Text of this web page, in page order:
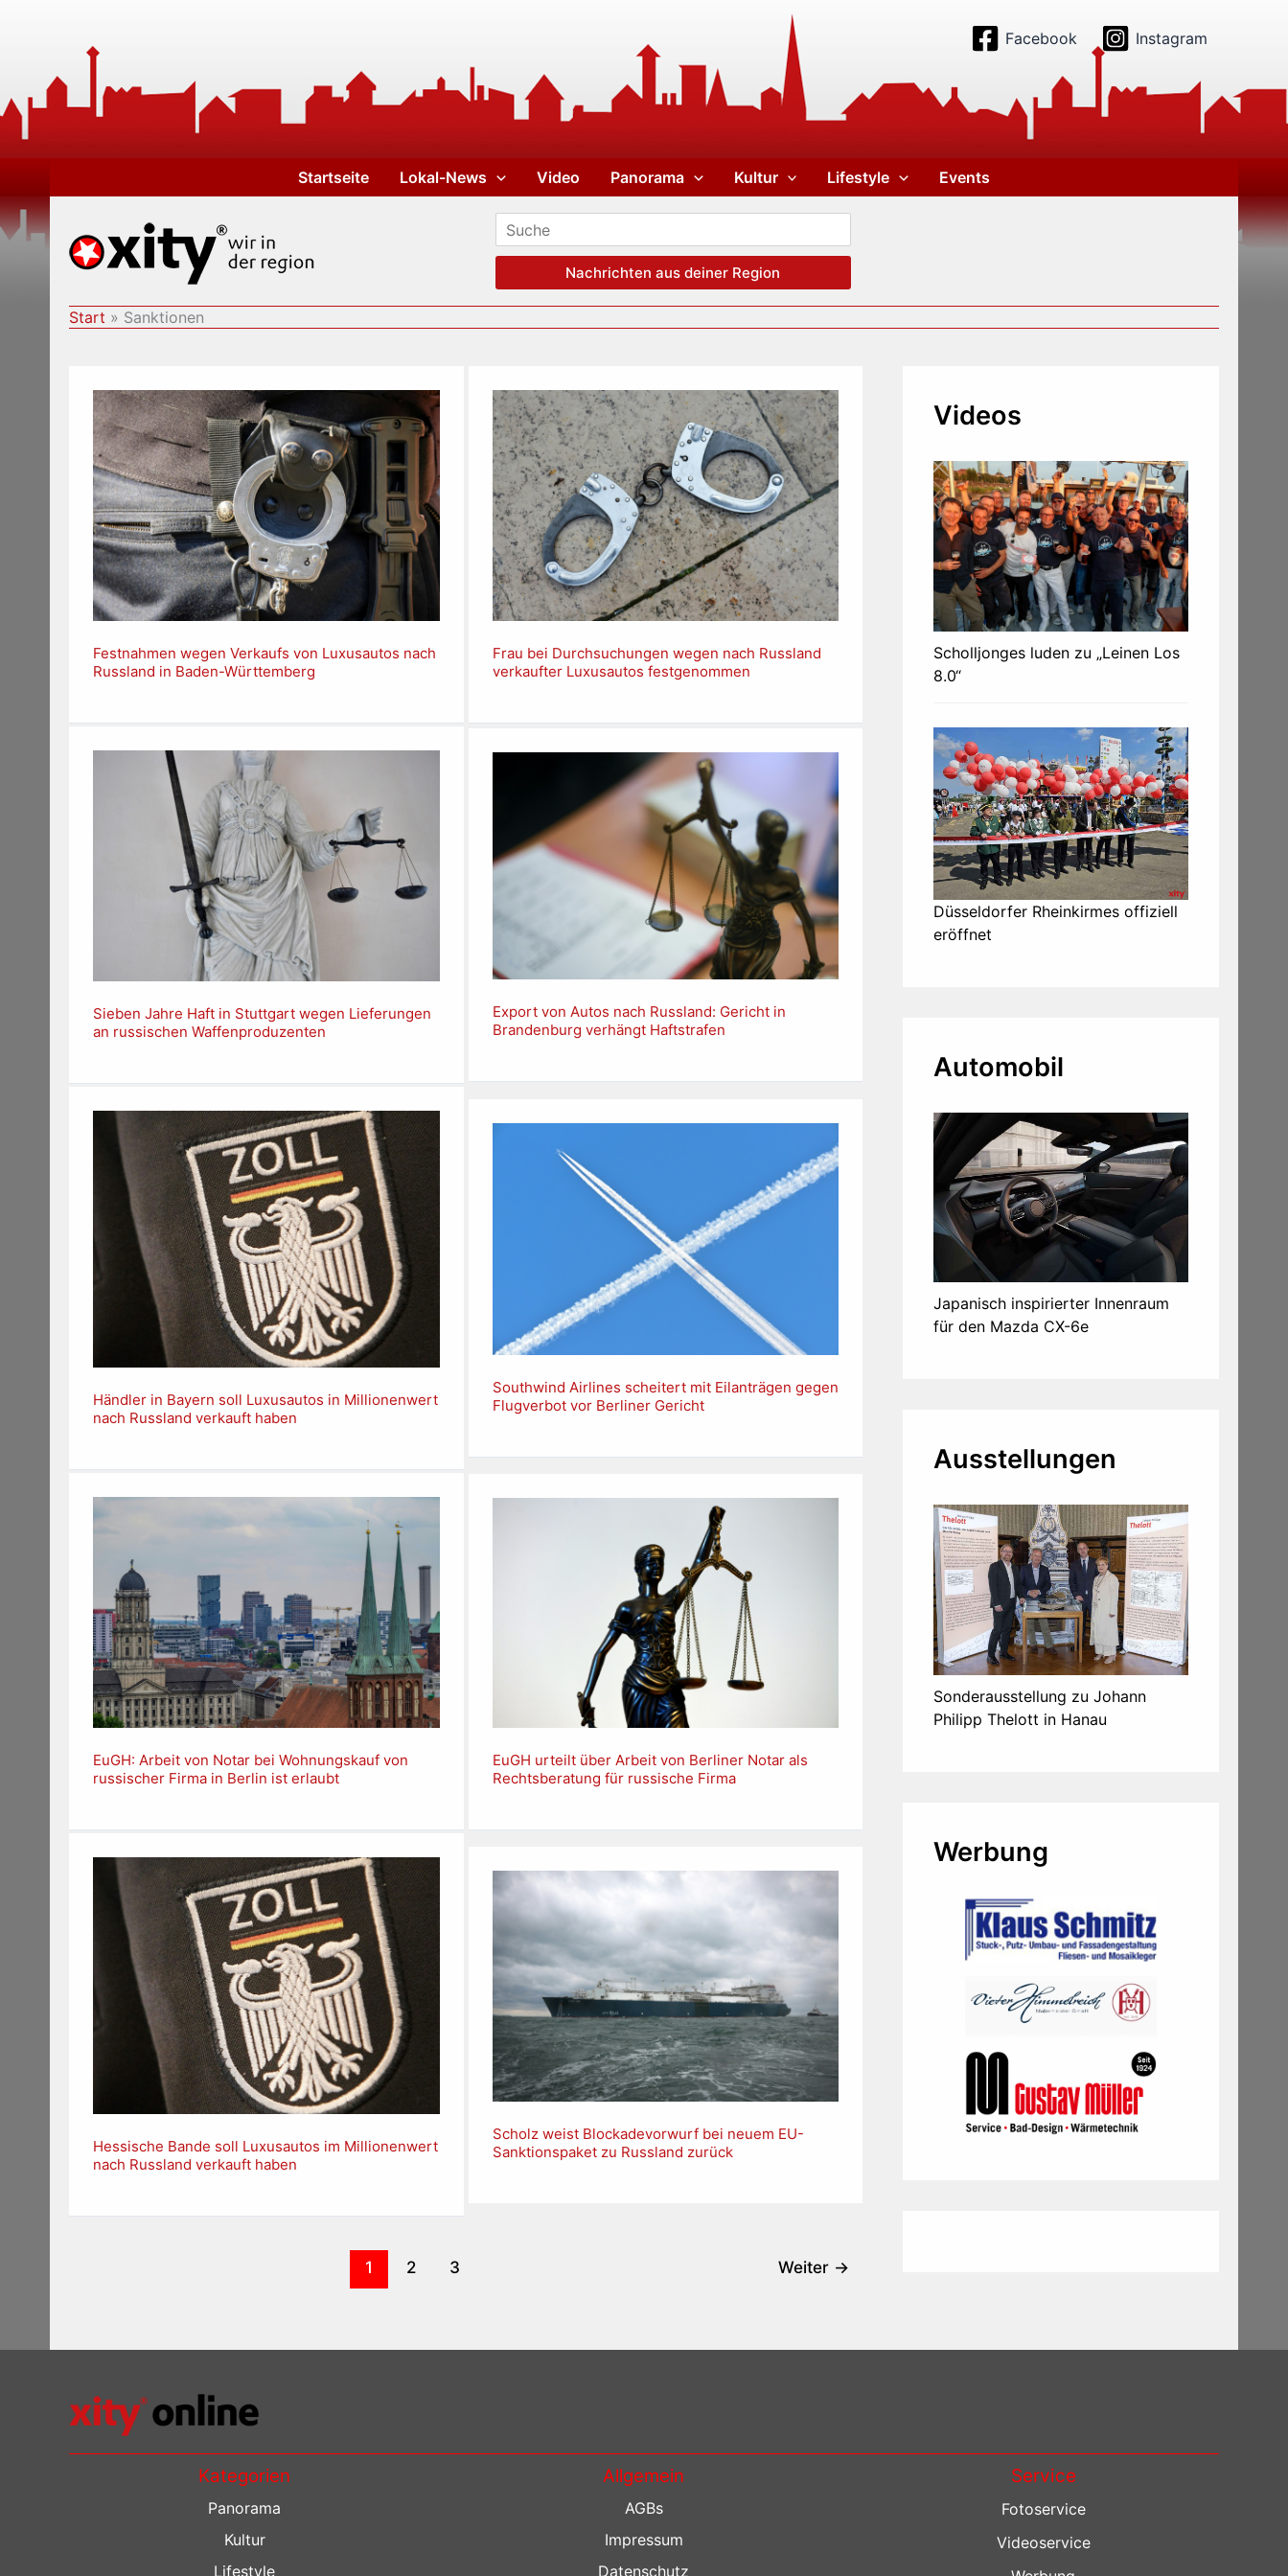
Facebook Instagram
Startseite Lokal-News Video Panorama Kultur Lifestyle Events
Nachrichten aus deiner Region
Start Sanktionen
Festnahmen wegen Verkaufs von Luxusautos nach
Russland in Baden-Württemberg
Frau bei Durchsuchungen wegen nach Russland
verkaufter Luxusautos festgenommen
Sieben Jahre Haft in Stuttgart wegen Lieferungen
an russischen Waffenproduzenten
Export von Autos nach Russland: Gericht in
Brandenburg verhängt Haftstrafen
Händler in Bayern soll Luxusautos in Millionenwert
nach Russland verkauft haben
Southwind Airlines scheitert mit Eilanträgen gegen
Flugverbot vor Berliner Gericht
EuGH: Arbeit von Notar bei Wohnungskauf von
russischer Firma in Berlin ist erlaubt
EuGH urteilt über Arbeit von Berliner Notar als
Rechtsberatung für russische Firma
Hessische Bande soll Luxusautos im Millionenwert
nach Russland verkauft haben
Scholz weist Blockadevorwurf bei neuem EU-
Sanktionspaket zu Russland zurück
1 2 3 Weiter →
Videos
Scholljonges luden zu „Leinen Los
8.0“
Düsseldorfer Rheinkirmes offiziell
eröffnet
Automobil
Japanisch inspirierter Innenraum
für den Mazda CX-6e
Ausstellungen
Sonderausstellung zu Johann
Philipp Thelott in Hanau
Werbung
Kategorien
Panorama
Kultur
Lifestyle
Allgemein
AGBs
Impressum
Datenschutz
Service
Fotoservice
Videoservice